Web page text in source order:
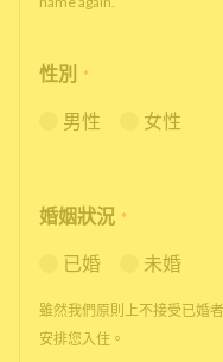
性別 *
男性 女性
婚姻狀況 *
已婚 未婚
雖然我們原則上不接受已婚
安排您入住。